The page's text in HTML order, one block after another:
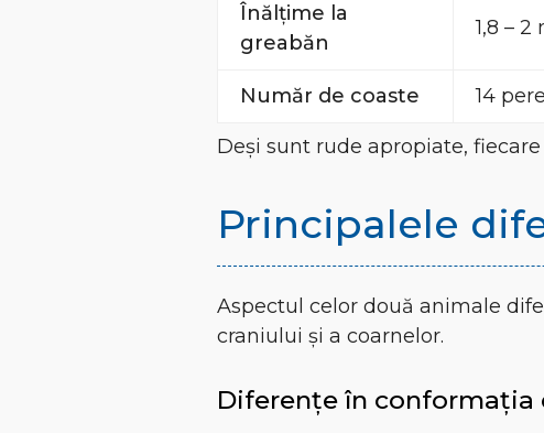
Înălțime la
greabăn
1,8 – 2
Număr de coaste 14
Deși sunt rude apropiate,
Principalele
Aspectul celor două animale
craniului și a coarnelor.
Diferențe în conformația